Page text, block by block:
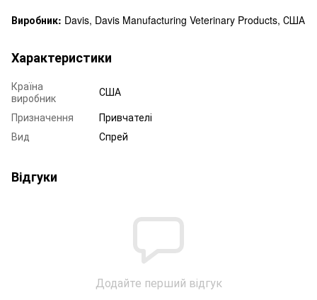
Виробник: Davis, Davis Manufacturing Veterinary Products, США
Характеристики
Країна
виробник
США
Призначення
Привчателі
Вид
Спрей
Відгуки
Додайте перший відгук